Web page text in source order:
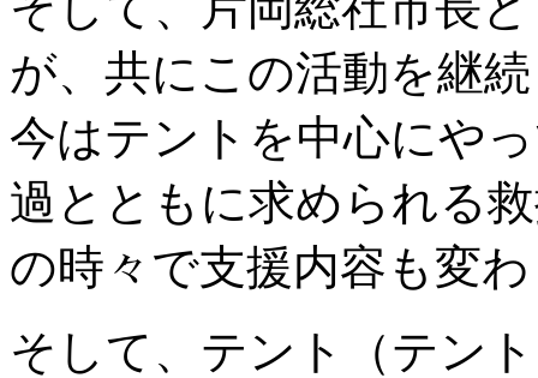
が、共にこの活動を継
今はテントを中心にや
過とともに求められる
の時々で支援内容も変
そして、テント（テン